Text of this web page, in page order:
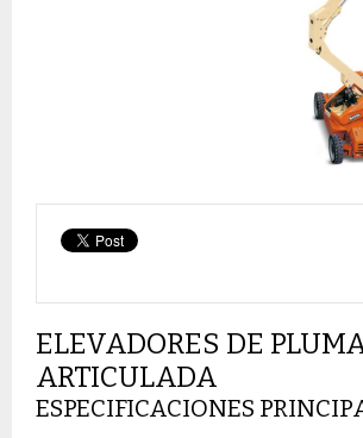
ELEVADORES DE
ARTICULADA
ESPECIFICACIONES